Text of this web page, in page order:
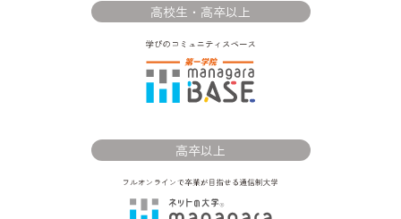
高校生・高卒以上
高卒以上